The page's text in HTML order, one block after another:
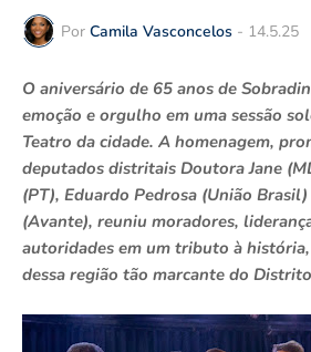
Por Camila Vasconcelos - 14.5.25
O aniversário de 65 anos de
emoção e orgulho em uma sessão
Teatro da cidade. A homenagem,
deputados distritais Doutora Jane
(PT), Eduardo Pedrosa (União Brasil)
(Avante), reuniu moradores,
autoridades em um tributo à
dessa região tão marcante do